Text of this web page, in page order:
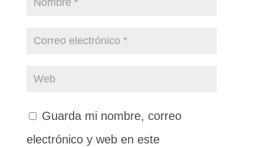
Guarda mi nombre, correo
electrónico y web en este